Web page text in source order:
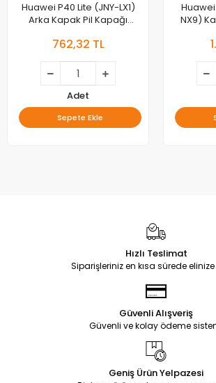
Huawei P40 Lite (JNY-LX1)
Arka Kapak Pil Kapağı
762,32 TL
Adet
Sepete Ekle
NX9)
Hızlı Teslimat
Siparişleriniz en kısa sürede elinize
Güvenli Alışveriş
Güvenli ve kolay ödeme
Geniş Ürün Yelpazesi